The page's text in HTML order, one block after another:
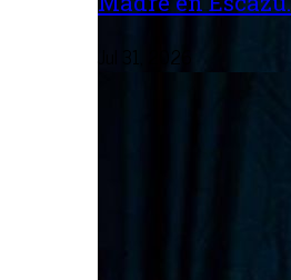
Jul 31, 2026